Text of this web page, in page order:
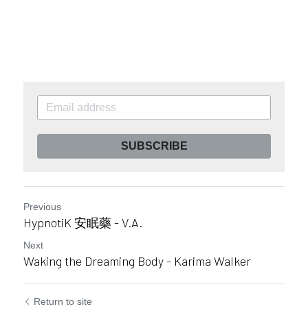
SUBSCRIBE
Previous
HypnotiK 安眠藥 - V.A.
Next
Waking the Dreaming Body - Karima Walker
Return to site